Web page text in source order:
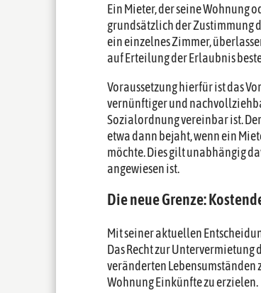
Ein Mieter, der seine Wohnung
grundsätzlich der Zustimmung
ein einzelnes Zimmer,
auf Erteilung der Erlaubnis
Voraussetzung hierfür ist das
vernünftiger und
Sozialordnung vereinbar ist.
etwa dann bejaht, wenn ein
möchte. Dies gilt unabhängig
angewiesen ist.
Die neue Grenze:
Mit seiner aktuellen
Das Recht zur Untervermietung
veränderten Lebensumständen
Wohnung Einkünfte zu erzielen.